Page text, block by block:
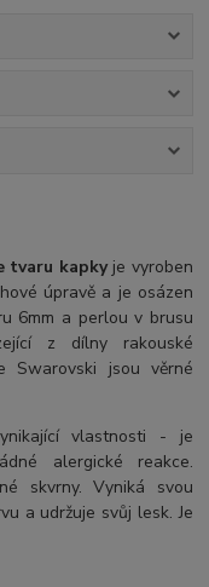
tvaru kapky je vyroben
úpravě a je osázen
6mm a perlou v brusu
z dílny rakouské
Swarovski jsou věrné
vlastnosti - je
alergické reakce.
skvrny. Vyniká svou
a udržuje svůj lesk. Je